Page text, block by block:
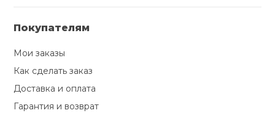
Покупателям
Мои заказы
Как сделать заказ
Доставка и оплата
Гарантия и возврат